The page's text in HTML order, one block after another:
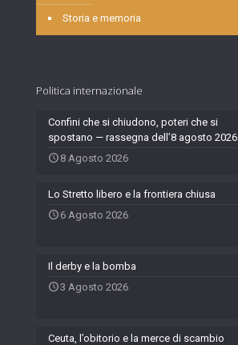
Storia e memoria
Politica internazionale
Confini che si chiudono, poteri che si
spostano — rassegna dell’8 agosto 2026
8 Agosto 2026
Lo Stretto libero e la frontiera chiusa
6 Agosto 2026
Il derby e la bomba
3 Agosto 2026
Ceuta, l’obitorio e la merce di scambio